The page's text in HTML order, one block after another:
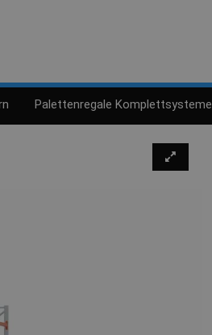
Palettenregale Komplettsysteme